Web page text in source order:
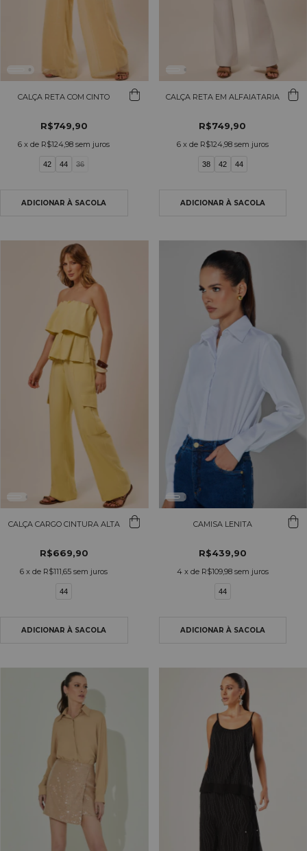
CALÇA RETA COM CINTO
R$749,90
6 x de R$124,98 sem juros
42 44 36
CALÇA RETA EM ALFAIATARIA
R$749,90
6 x de R$124,98 sem juros
38 42 44
CALÇA CARGO CINTURA ALTA
R$669,90
6 x de R$111,65 sem juros
44
CAMISA LENITA
R$439,90
4 x de R$109,98 sem juros
44